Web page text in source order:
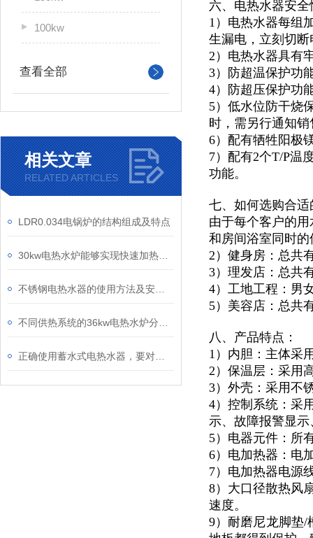
100kw
查看全部
相关文章
RELATED ARTICLES
LDR0.034电锅炉的结构组成及特点
六、电热水器安全
1）电热水器每组
生漏电，立刻切
2）电热水器具有
3）防超温保护功
4）防超压保护功
5）低水位防干烧
时，需另行通知
6）配有牺牲阳极
7）配有2个T/P温
功能。
七、如何选购合
由于每个客户的
和房间浴室同时的
2）健身房：总共
3）理发店：总共
4）工地工程：男
5）美容店：总共
八、产品特点：
1）内胆：主体采
2）保温层：采用
3）外壳：采用不
4）控制系统：采
示、故障报警显
5）电器元件：所
6）电加热器：电
7）电加热器电源
8）大口径散热风
速度。
9）耐磨尼龙脚垫/